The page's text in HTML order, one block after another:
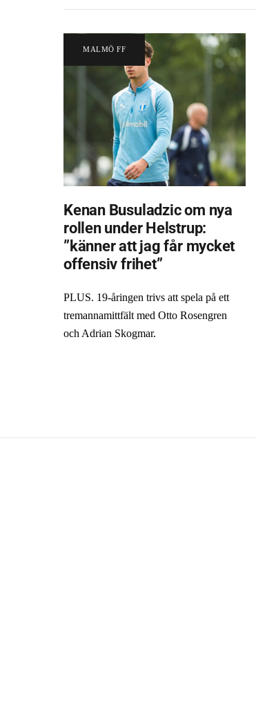
MALMÖ FF
Kenan Busuladzic om nya
rollen under Helstrup:
”känner att jag får mycket
offensiv frihet”
PLUS. 19-åringen trivs att spela på ett
tremannamittfält med Otto Rosengren
och Adrian Skogmar.